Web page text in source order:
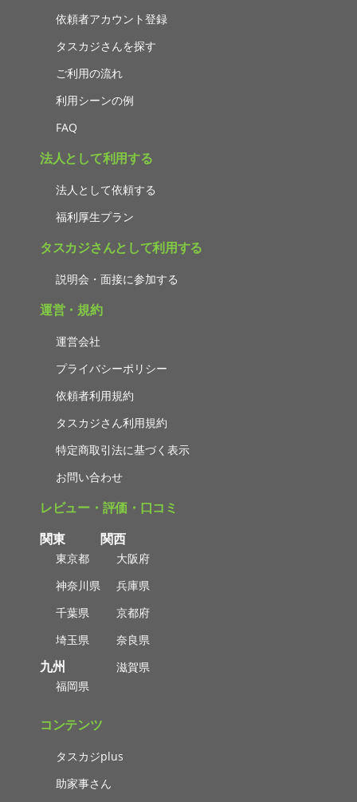
依頼者アカウント登録
タスカジさんを探す
ご利用の流れ
利用シーンの例
FAQ
法人として利用する
法人として依頼する
福利厚生プラン
タスカジさんとして利用する
説明会・面接に参加する
運営・規約
運営会社
プライバシーポリシー
依頼者利用規約
タスカジさん利用規約
特定商取引法に基づく表示
お問い合わせ
レビュー・評価・口コミ
関東
東京都
神奈川県
千葉県
埼玉県
九州
福岡県
関西
大阪府
兵庫県
京都府
奈良県
滋賀県
コンテンツ
タスカジplus
助家事さん